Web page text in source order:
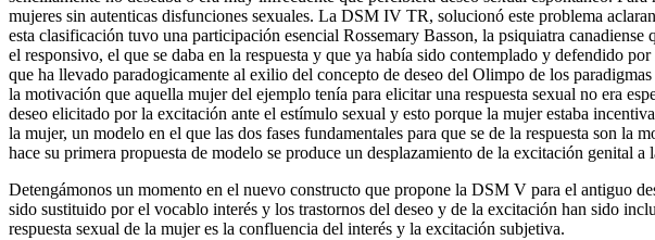
mujeres sin autenticas disfunciones sexuales. La DSM IV TR, solucionó este problema
esta clasificación tuvo una participación esencial Rossemary Basson, la psiquiatra
el responsivo, el que se daba en la respuesta y que ya había sido contemplado y defendido
que ha llevado paradogicamente al exilio del concepto de deseo del Olimpo de los
la motivación que aquella mujer del ejemplo tenía para elicitar una respuesta sexual no era
deseo elicitado por la excitación ante el estímulo sexual y esto porque la mujer estaba
la mujer, un modelo en el que las dos fases fundamentales para que se de la respuesta son
hace su primera propuesta de modelo se produce un desplazamiento de la excitación genital
Detengámonos un momento en el nuevo constructo que propone la DSM V para el antiguo
sido sustituido por el vocablo interés y los trastornos del deseo y de la excitación han sido
respuesta sexual de la mujer es la confluencia del interés y la excitación subjetiva.